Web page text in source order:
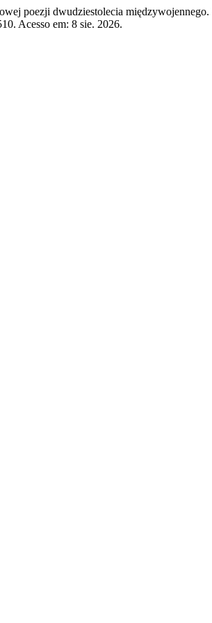
poezji dwudziestolecia międzywojennego.
Acesso em: 8 sie. 2026.